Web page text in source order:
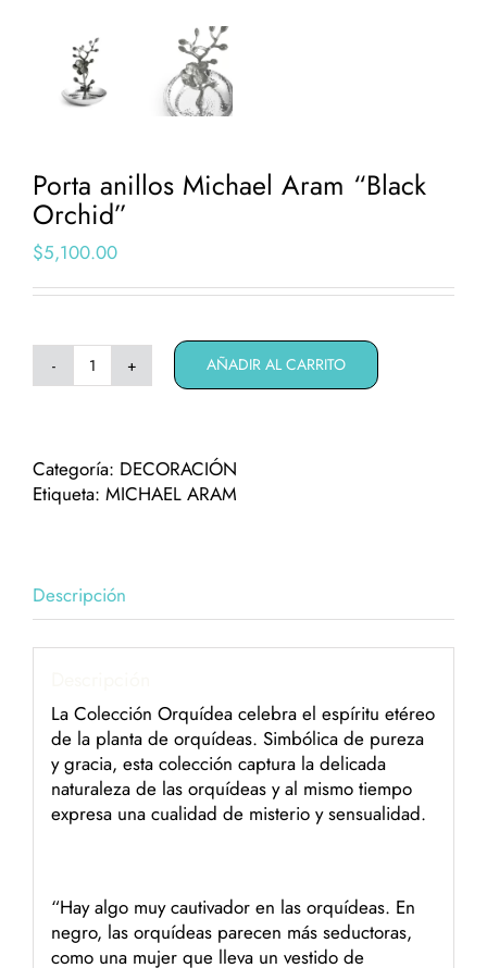
Porta anillos Michael Aram “Black
Orchid”
$5,100.00
Porta
"Black
Orchid"
AÑADIR AL CARRITO
Categoría: DECORACIÓN
Etiqueta: MICHAEL ARAM
Descripción
La Colección Orquídea celebra el espíritu etéreo
de la planta de orquídeas. Simbólica de pureza
y gracia, esta colección captura la delicada
naturaleza de las orquídeas y al mismo tiempo
expresa una cualidad de misterio y sensualidad.
“Hay algo muy cautivador en las orquídeas. En
negro, las orquídeas parecen más seductoras,
como una mujer que lleva un vestido de